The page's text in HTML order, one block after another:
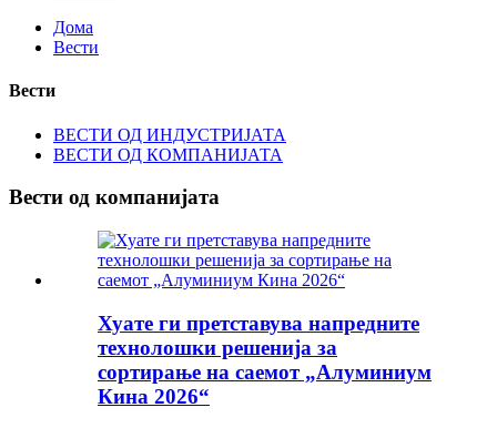
Дома
Вести
Вести
ВЕСТИ ОД ИНДУСТРИЈАТА
ВЕСТИ ОД КОМПАНИЈАТА
Вести од компанијата
Хуате ги претставува напредните
технолошки решенија за
сортирање на саемот „Алуминиум
Кина 2026“